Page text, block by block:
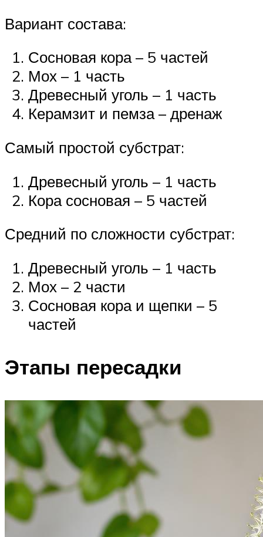
Вариант состава:
Сосновая кора – 5 частей
Мох – 1 часть
Древесный уголь – 1 часть
Керамзит и пемза – дренаж
Самый простой субстрат:
Древесный уголь – 1 часть
Кора сосновая – 5 частей
Средний по сложности субстрат:
Древесный уголь – 1 часть
Мох – 2 части
Сосновая кора и щепки – 5
частей
Этапы пересадки